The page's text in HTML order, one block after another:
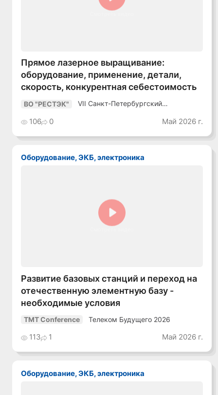
Прямое лазерное выращивание:
оборудование, применение, детали,
скорость, конкурентная себестоимость
ВО "РЕСТЭК"
VII Санкт-Петербургский
106 0 Май 2026 г.
Оборудование, ЭКБ, электроника
Развитие базовых станций и переход на
отечественную элементную базу -
необходимые условия
TMT Conference Телеком Будущего 2026
113 1 Май 2026 г.
Оборудование, ЭКБ, электроника